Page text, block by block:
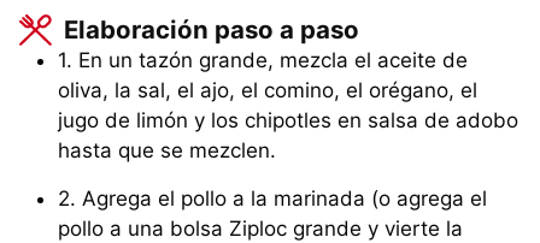
Elaboración paso a paso
1. En un tazón grande, mezcla el aceite de
oliva, la sal, el ajo, el comino, el orégano, el
jugo de limón y los chipotles en salsa de adobo
hasta que se mezclen.
2. Agrega el pollo a la marinada (o agrega el
pollo a una bolsa Ziploc grande y vierte la